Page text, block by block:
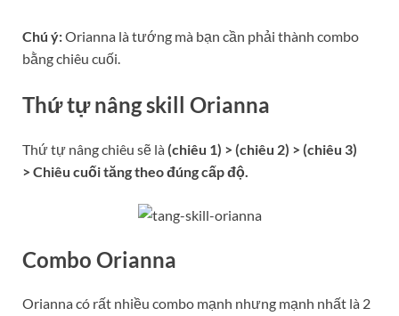
Chú ý:Orianna là tướng mà bạn cần phải thành combo
bằng chiêu cuối.
Thứ tự nâng skill Orianna
Thứ tự nâng chiêu sẽ là(chiêu 1) >(chiêu 2) >(chiêu 3)
>Chiêu cuối tăng theo đúng cấp độ.
Combo Orianna
Orianna có rất nhiều combo mạnh nhưng mạnh nhất là 2